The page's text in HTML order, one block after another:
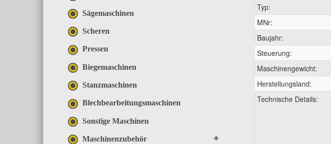
Sägemaschinen
Scheren
Pressen
Biegemaschinen
Stanzmaschinen
Blechbearbeitungsmaschinen
Sonstige Maschinen
Maschinenzubehör
Typ:
MNr:
Baujahr:
Steuerung:
Maschinengewicht:
Herstellungsland:
Technische Details: